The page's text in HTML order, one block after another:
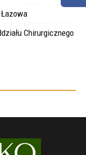
Chirurgicznego